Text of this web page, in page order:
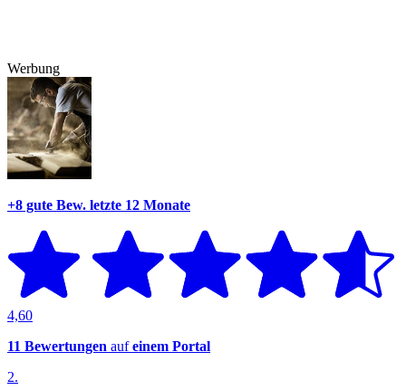
Werbung
+8 gute Bew. letzte 12 Monate
4,60
11 Bewertungen aufeinem Portal
2.